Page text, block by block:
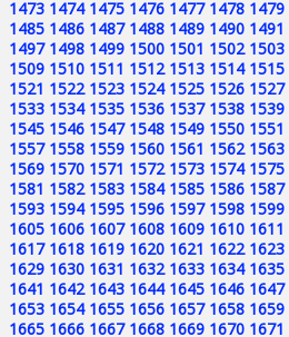
1473 1474 1475 1476 1477 1478 1479
1485 1486 1487 1488 1489 1490 1491
1497 1498 1499 1500 1501 1502 1503
1509 1510 1511 1512 1513 1514 1515
1521 1522 1523 1524 1525 1526 1527
1533 1534 1535 1536 1537 1538 1539
1545 1546 1547 1548 1549 1550 1551
1557 1558 1559 1560 1561 1562 1563
1569 1570 1571 1572 1573 1574 1575
1581 1582 1583 1584 1585 1586 1587
1593 1594 1595 1596 1597 1598 1599
1605 1606 1607 1608 1609 1610 1611
1617 1618 1619 1620 1621 1622 1623
1629 1630 1631 1632 1633 1634 1635
1641 1642 1643 1644 1645 1646 1647
1653 1654 1655 1656 1657 1658 1659
1665 1666 1667 1668 1669 1670 1671